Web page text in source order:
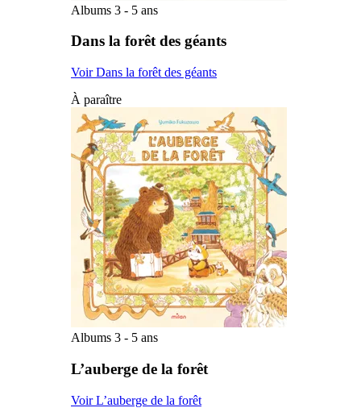
Albums 3 - 5 ans
Dans la forêt des géants
Voir Dans la forêt des géants
À paraître
Albums 3 - 5 ans
L’auberge de la forêt
Voir L’auberge de la forêt